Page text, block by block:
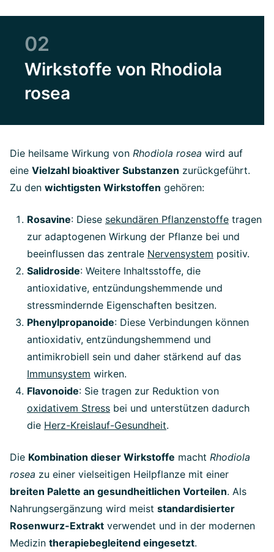
02
Wirkstoffe von Rhodiola
rosea
Die heilsame Wirkung von Rhodiola rosea wird auf
eine Vielzahl bioaktiver Substanzen zurückgeführt.
Zu den wichtigsten Wirkstoffen gehören:
Rosavine: Diese sekundären Pflanzenstoffe tragen
zur adaptogenen Wirkung der Pflanze bei und
beeinflussen das zentrale Nervensystem positiv.
Salidroside: Weitere Inhaltsstoffe, die
antioxidative, entzündungshemmende und
stressmindernde Eigenschaften besitzen.
Phenylpropanoide: Diese Verbindungen können
antioxidativ, entzündungshemmend und
antimikrobiell sein und daher stärkend auf das
Immunsystem wirken.
Flavonoide: Sie tragen zur Reduktion von
oxidativem Stress bei und unterstützen dadurch
die Herz-Kreislauf-Gesundheit.
Die Kombination dieser Wirkstoffe macht Rhodiola
rosea zu einer vielseitigen Heilpflanze mit einer
breiten Palette an gesundheitlichen Vorteilen. Als
Nahrungsergänzung wird meist standardisierter
Rosenwurz-Extrakt verwendet und in der modernen
Medizin therapiebegleitend eingesetzt.